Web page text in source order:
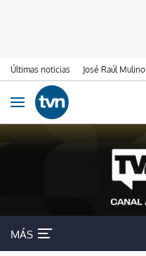
Últimas noticias José Raúl Mulino
Ir al contenido
Obrir navegació
MÁS